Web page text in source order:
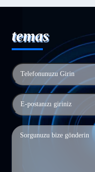
temas